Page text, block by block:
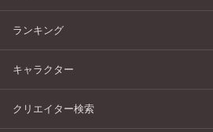
ランキング
キャラクター
クリエイター検索